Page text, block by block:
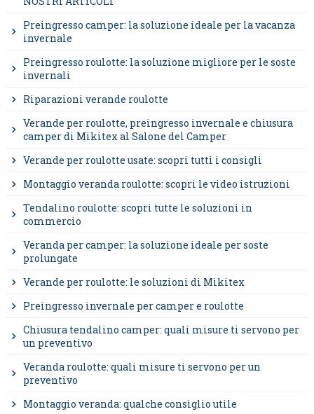
Preingresso camper: la soluzione ideale per la vacanza
invernale
Preingresso roulotte: la soluzione migliore per le soste
invernali
Riparazioni verande roulotte
Verande per roulotte, preingresso invernale e chiusura
camper di Mikitex al Salone del Camper
Verande per roulotte usate: scopri tutti i consigli
Montaggio veranda roulotte: scopri le video istruzioni
Tendalino roulotte: scopri tutte le soluzioni in
commercio
Veranda per camper: la soluzione ideale per soste
prolungate
Verande per roulotte: le soluzioni di Mikitex
Preingresso invernale per camper e roulotte
Chiusura tendalino camper: quali misure ti servono per
un preventivo
Veranda roulotte: quali misure ti servono per un
preventivo
Montaggio veranda: qualche consiglio utile